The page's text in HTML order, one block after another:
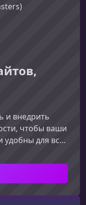
и внедрить
чтобы ваши
для всех
с
Вы освоите
доступных
актуальным